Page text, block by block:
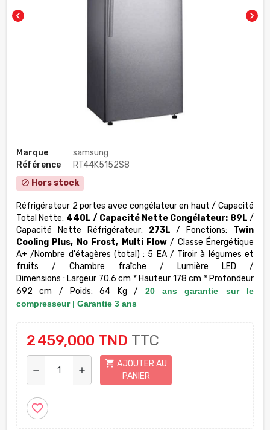
chevron_left chevron_right
Marque
samsung
Référence
RT44K5152S8
block Hors stock
Réfrigérateur 2 portes avec congélateur en haut / Capacité
Total Nette: 440L / Capacité Nette Congélateur: 89L /
Capacité Nette Réfrigérateur: 273L / Fonctions: Twin
Cooling Plus, No Frost, Multi Flow/ Classe Énergétique
A+ /Nombre d'étagères (total) : 5 EA / Tiroir à légumes et
fruits / Chambre fraîche / Lumière LED /
Dimensions : Largeur 70.6 cm * Hauteur 178 cm * Profondeur
692 cm / Poids: 64 Kg /
20 ans garantie sur le
compresseur | Garantie 3 ans
2 459,000 TND TTC
remove add
shopping_cart AJOUTER AU
PANIER
favorite_border